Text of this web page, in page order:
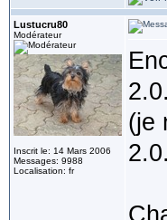
Lustucru80
Modérateur
Inscrit le: 14 Mars 2006
Messages: 9988
Localisation: fr
(je